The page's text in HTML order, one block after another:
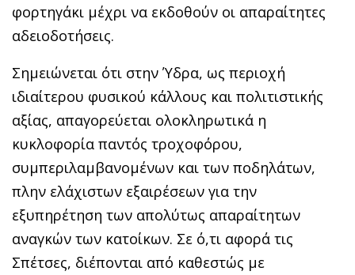
φορτηγάκι μέχρι να εκδοθούν οι απαραίτητες
αδειοδοτήσεις.
Σημειώνεται ότι στην Ύδρα, ως περιοχή
ιδιαίτερου φυσικού κάλλους και πολιτιστικής
αξίας, απαγορεύεται ολοκληρωτικά η
κυκλοφορία παντός τροχοφόρου,
συμπεριλαμβανομένων και των ποδηλάτων,
πλην ελάχιστων εξαιρέσεων για την
εξυπηρέτηση των απολύτως απαραίτητων
αναγκών των κατοίκων. Σε ό,τι αφορά τις
Σπέτσες, διέπονται από καθεστώς με